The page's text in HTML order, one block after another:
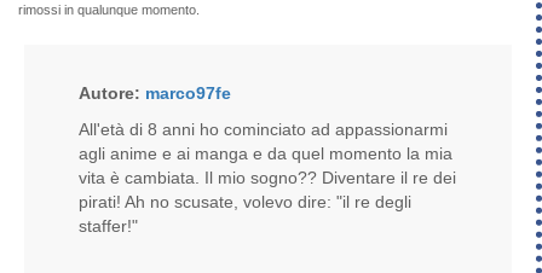
rimossi in qualunque momento.
Autore: marco97fe
All'età di 8 anni ho cominciato ad appassionarmi
agli anime e ai manga e da quel momento la mia
vita è cambiata. Il mio sogno?? Diventare il re dei
pirati! Ah no scusate, volevo dire: "il re degli
staffer!"